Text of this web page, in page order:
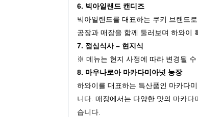
6. 빅아일랜드 캔디즈
빅아일랜드를 대표하는 쿠키 브랜드
공장과 매장을 함께 둘러보며 하와이
7. 점심식사 – 현지식
※ 메뉴는 현지 사정에 따라 변경될 수
8. 마우나로아 마카다미아넛 농장
하와이를 대표하는 특산품인 마카다
니다. 매장에서는 다양한 맛의 마카
습니다.